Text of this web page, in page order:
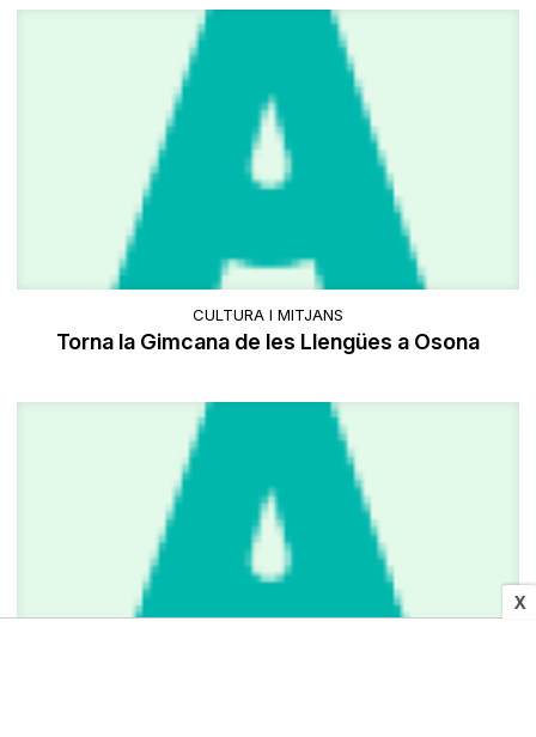
X
CULTURA I MITJANS
Torna la Gimcana de les Llengües a Osona